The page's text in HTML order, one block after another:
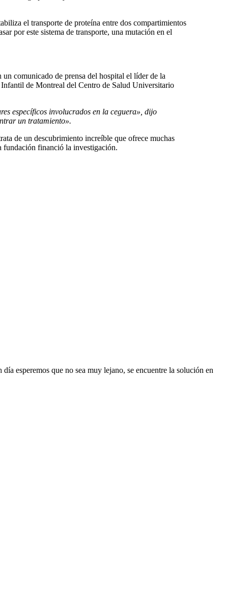
el transporte de proteí­na entre dos compartimientos
por este sistema de transporte, una mutación en el
un comunicado de prensa del hospital el lí­der de la
de Montreal del Centro de Salud Universitario
especí­ficos involucrados en la ceguera», dijo
un tratamiento».
de un descubrimiento increí­ble que ofrece muchas
fundación financió la investigación.
esperemos que no sea muy lejano, se encuentre la solución en